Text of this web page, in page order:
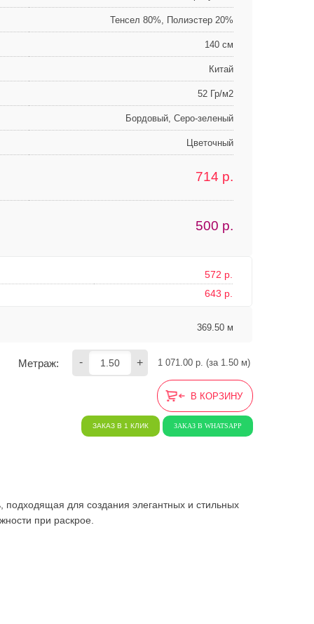
Тенсел 80%, Полиэстер 20%
140 см
Китай
52 Гр/м2
Бордовый, Серо-зеленый
Цветочный
714 р.
500 р.
572 р.
643 р.
369.50 м
Метраж: - + 1 071.00 р. (за 1.50 м)
В КОРЗИНУ
ЗАКАЗ В 1 КЛИК ЗАКАЗ В WHATSAPP
для создания элегантных и стильных
при раскрое.